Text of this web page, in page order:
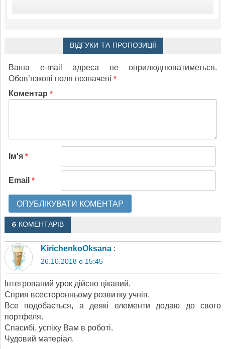
ВІДГУКИ ТА ПРОПОЗИЦІЇ
Ваша e-mail адреса не оприлюднюватиметься.
Обов’язкові поля позначені *
Коментар *
Ім'я *
Email *
6 КОМЕНТАРІВ
KirichenkoOksana :
26.10.2018 о 15:45
Інтегрований урок дійсно цікавий.
Сприя всесторонньому розвитку учнів.
Все подобається, а деякі елементи додаю до свого
портфеля.
Спасибі, успіху Вам в роботі.
Чудовий матеріал.